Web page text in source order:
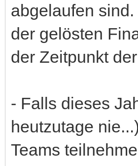
abgelaufen
der gelösten
der Zeitpunkt
- Falls dieses
heutzutage
Teams